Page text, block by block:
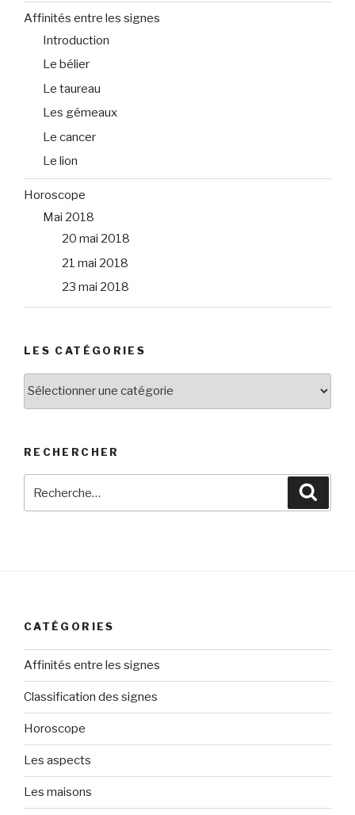
Affinités entre les signes
Introduction
Le bélier
Le taureau
Les gémeaux
Le cancer
Le lion
Horoscope
Mai 2018
20 mai 2018
21 mai 2018
23 mai 2018
LES CATÉGORIES
Les
RECHERCHER
CATÉGORIES
Affinités entre les signes
Classification des signes
Horoscope
Les aspects
Les maisons